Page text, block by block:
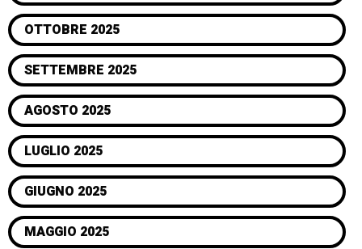
OTTOBRE 2025
SETTEMBRE 2025
AGOSTO 2025
LUGLIO 2025
GIUGNO 2025
MAGGIO 2025